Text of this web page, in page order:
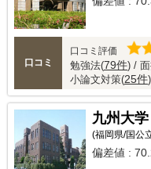
口コミ
口コミ評価
勉強法(79件) /
小論文対策(25件
九州大学
(福岡県/国公
偏差値 :